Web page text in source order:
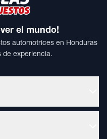
el mundo!
automotrices en Honduras
de experiencia.